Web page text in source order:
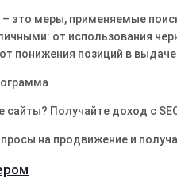
– это меры, применяемые
от использования
понижения позиций в
сайты? Получайте доход с
на продвижение и